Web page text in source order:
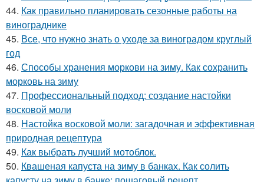
44. Как правильно планировать сезонные работы на
винограднике
45. Все, что нужно знать о уходе за виноградом круглый
год
46. Способы хранения моркови на зиму. Как сохранить
морковь на зиму
47. Профессиональный подход: создание настойки
восковой моли
48. Настойка восковой моли: загадочная и эффективная
природная рецептура
49. Как выбрать лучший мотоблок.
50. Квашеная капуста на зиму в банках. Как солить